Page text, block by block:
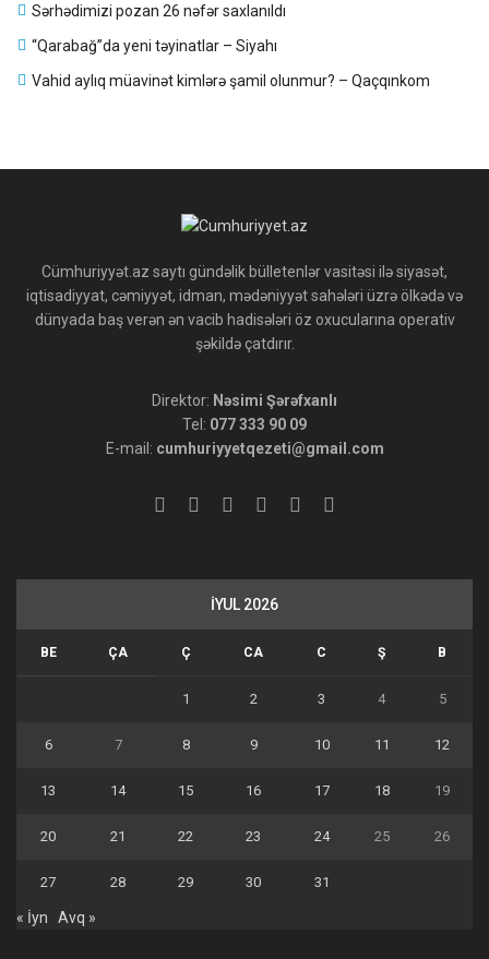
Sərhədimizi pozan 26 nəfər saxlanıldı
“Qarabağ”da yeni təyinatlar – Siyahı
Vahid aylıq müavinət kimlərə şamil olunmur? – Qaçqınkom
Cümhuriyyət.az saytı gündəlik bülletenlər vasitəsi ilə siyasət,
iqtisadiyyat, cəmiyyət, idman, mədəniyyət sahələri üzrə ölkədə və
dünyada baş verən ən vacib hadisələri öz oxucularına operativ
şəkildə çatdırır.
Direktor: Nəsimi Şərəfxanlı
Tel: 077 333 90 09
E-mail: cumhuriyyetqezeti@gmail.com
İYUL 2026
BE ÇA Ç CA C Ş B
1 2 3 4 5
6 7 8 9 10 11 12
13 14 15 16 17 18 19
20 21 22 23 24 25 26
27 28 29 30 31
« İyn Avq »